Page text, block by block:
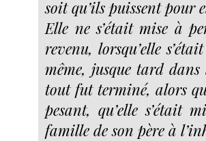
soit qu’ils puissent pour
Elle ne s’était mise à
revenu, lorsqu’elle
même, jusque tard
tout fut terminé, alors
pesant, qu’elle s’était
famille de son père à